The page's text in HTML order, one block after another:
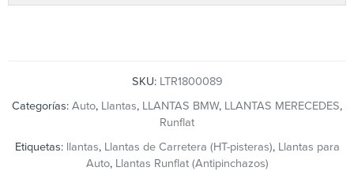
SKU: LTR1800089
Categorías: Auto, Llantas, LLANTAS BMW, LLANTAS MERECEDES,
Runflat
Etiquetas: llantas, Llantas de Carretera (HT-pisteras), Llantas para
Auto, Llantas Runflat (Antipinchazos)